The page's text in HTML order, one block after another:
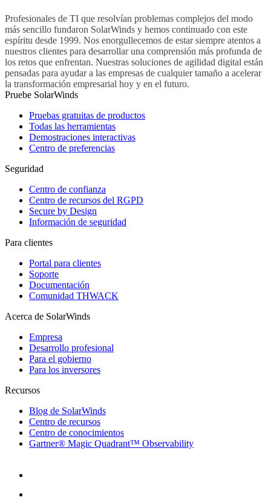
Profesionales de TI que resolvían problemas complejos del modo
más sencillo fundaron SolarWinds y hemos continuado con este
espíritu desde 1999. Nos enorgullecemos de estar siempre atentos a
nuestros clientes para desarrollar una comprensión más profunda de
los retos que enfrentan. Nuestras soluciones de agilidad digital están
pensadas para ayudar a las empresas de cualquier tamaño a acelerar
la transformación empresarial hoy y en el futuro.
Pruebe SolarWinds
Pruebas gratuitas de productos
Todas las herramientas
Demostraciones interactivas
Centro de preferencias
Seguridad
Centro de confianza
Centro de recursos del RGPD
Secure by Design
Información de seguridad
Para clientes
Portal para clientes
Soporte
Documentación
Comunidad THWACK
Acerca de SolarWinds
Empresa
Desarrollo profesional
Para el gobierno
Para los inversores
Recursos
Blog de SolarWinds
Centro de recursos
Centro de conocimientos
Gartner® Magic Quadrant™ Observability